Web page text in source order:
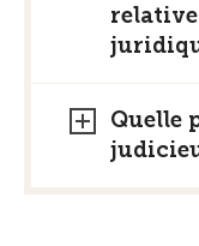
Quelle